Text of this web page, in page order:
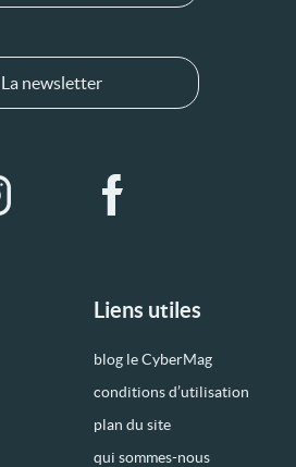
Liens utiles
blog le CyberMag
conditions d’utilisation
plan du site
qui sommes-nous
La newsletter